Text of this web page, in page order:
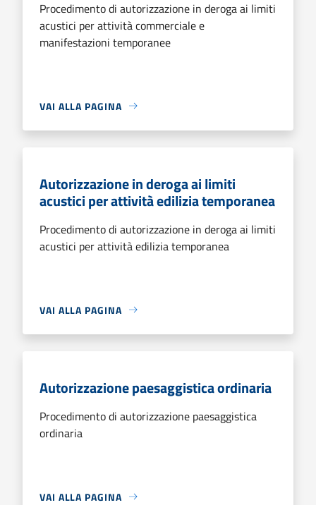
Procedimento di autorizzazione in deroga ai limiti
acustici per attività commerciale e
manifestazioni temporanee
VAI ALLA PAGINA
Autorizzazione in deroga ai limiti
acustici per attività edilizia temporanea
Procedimento di autorizzazione in deroga ai limiti
acustici per attività edilizia temporanea
VAI ALLA PAGINA
Autorizzazione paesaggistica ordinaria
Procedimento di autorizzazione paesaggistica
ordinaria
VAI ALLA PAGINA